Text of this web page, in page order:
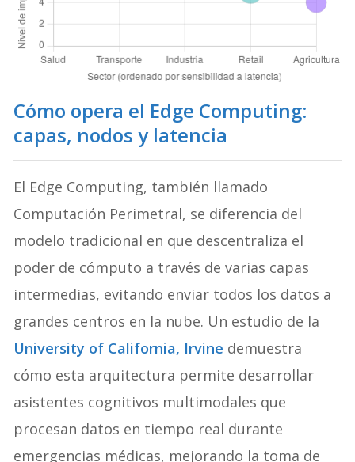
Cómo opera el Edge Computing:
capas, nodos y latencia
El Edge Computing, también llamado
Computación Perimetral, se diferencia del
modelo tradicional en que descentraliza el
poder de cómputo a través de varias capas
intermedias, evitando enviar todos los datos a
grandes centros en la nube. Un estudio de la
University of California, Irvine
demuestra
cómo esta arquitectura permite desarrollar
asistentes cognitivos multimodales que
procesan datos en tiempo real durante